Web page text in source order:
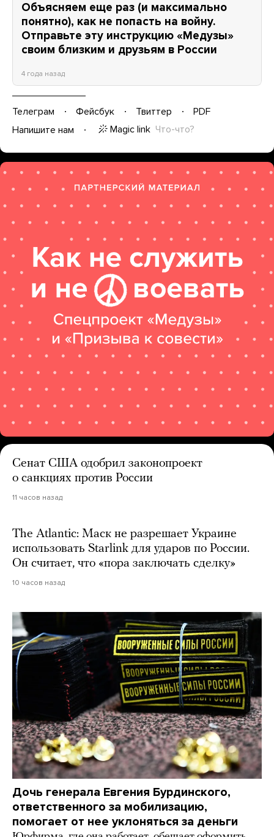
Объясняем еще раз (и максимально
понятно), как не попасть на войну.
Отправьте эту инструкцию «Медузы»
своим близким и друзьям в России
4 года назад
Телеграм Фейсбук Твиттер
PDF
Напишите нам
Magic link Что-что?
Сенат США одобрил законопроект
о санкциях против России
11 часов назад
The Atlantic: Маск не разрешает Украине
использовать Starlink для ударов по России.
Он считает, что «пора заключать сделку»
10 часов назад
Дочь генерала Евгения Бурдинского,
ответственного за мобилизацию,
помогает от нее уклоняться за деньги